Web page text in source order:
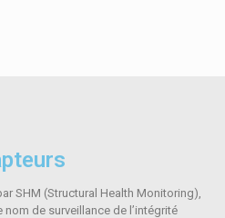
SHM (Structural Health Monitoring),
de surveillance de l’intégrité